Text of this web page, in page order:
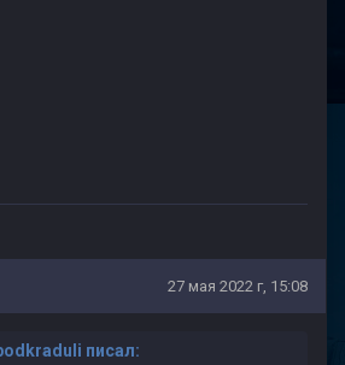
27 мая 2022 г, 15:08
писал: